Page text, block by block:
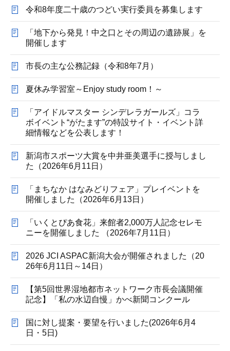
令和8年度二十歳のつどい実行委員を募集します
「地下から発見！中之口とその周辺の遺跡展」を
開催します
市長の主な公務記録（令和8年7月）
夏休み学習室～Enjoy study room！～
「アイドルマスター シンデレラガールズ」コラ
ボイベント“がたます”の特設サイト・イベント詳
細情報などを公表します！
新潟市スポーツ大賞を中井亜美選手に授与しまし
た（2026年6月11日）
「まちなか はなみどりフェア」プレイベントを
開催しました（2026年6月13日）
「いくとぴあ食花」来館者2,000万人記念セレモ
ニーを開催しました （2026年7月11日）
2026 JCI ASPAC新潟大会が開催されました（20
26年6月11日～14日）
【第5回世界湿地都市ネットワーク市長会議開催
記念】「私の水辺自慢」かべ新聞コンクール
国に対し提案・要望を行いました(2026年6月4
日・5日)